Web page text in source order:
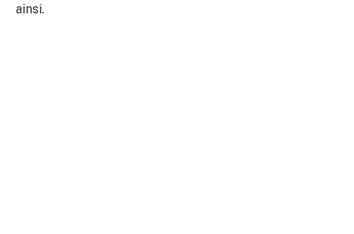
ainsi.